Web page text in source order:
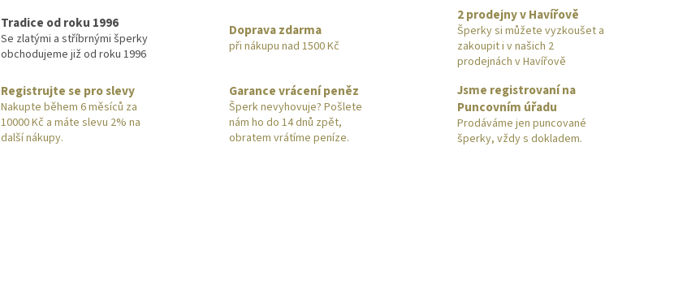
Tradice od roku 1996
Se zlatými a stříbrnými šperky
obchodujeme již od roku 1996
Doprava zdarma
při nákupu nad 1500 Kč
2 prodejny v Havířově
Šperky si můžete vyzkoušet a
zakoupit i v našich 2
prodejnách v Havířově
Registrujte se pro slevy
Nakupte během 6 měsíců za
10000 Kč a máte slevu 2% na
další nákupy.
Garance vrácení peněz
Šperk nevyhovuje? Pošlete
nám ho do 14 dnů zpět,
obratem vrátíme peníze.
Jsme registrovaní na
Puncovním úřadu
Prodáváme jen puncované
šperky, vždy s dokladem.